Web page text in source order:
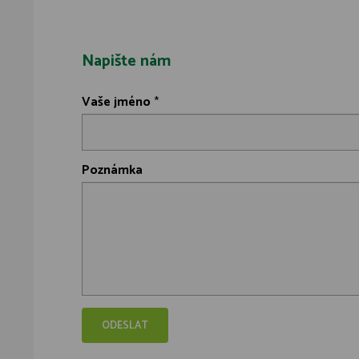
Napište nám
Vaše jméno *
Poznámka